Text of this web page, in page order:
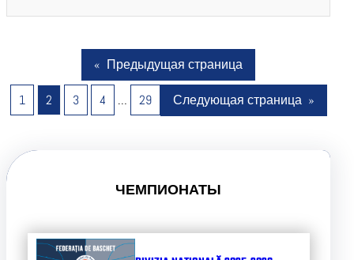
« Предыдущая страница
1 2 3 4 … 29 Следующая страница »
ЧЕМПИОНАТЫ